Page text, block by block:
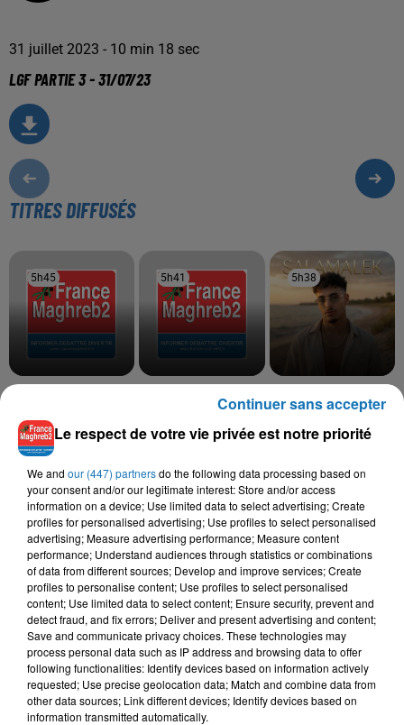
31 juillet 2023 - 10 min 18 sec
LGF PARTIE 3 - 31/07/23
TITRES DIFFUSÉS
5h45
5h45 5h41
5h41
MOOSIVE
Ya Galbi Barkek
5h38
5h38
Salamalek
L'HOROSCOPE
Bélier Taureau Gémeaux
Le respect de votre vie privée est notre priorité
We and our (447) partnersdo the following data processing based on
your consent and/or our legitimate interest: Store and/or access
information on a device; Use limited data to select advertising; Create
profiles for personalised advertising; Use profiles to select personalised
advertising; Measure advertising performance; Measure content
performance; Understand audiences through statistics or combinations
of data from different sources; Develop and improve services; Create
profiles to personalise content; Use profiles to select personalised
content; Use limited data to select content; Ensure security, prevent and
detect fraud, and fix errors; Deliver and present advertising and content;
Save and communicate privacy choices. These technologies may
process personal data such as IP address and browsing data to offer
following functionalities: Identify devices based on information actively
requested; Use precise geolocation data; Match and combine data from
other data sources; Link different devices; Identify devices based on
information transmitted automatically.
Continuer sans accepter